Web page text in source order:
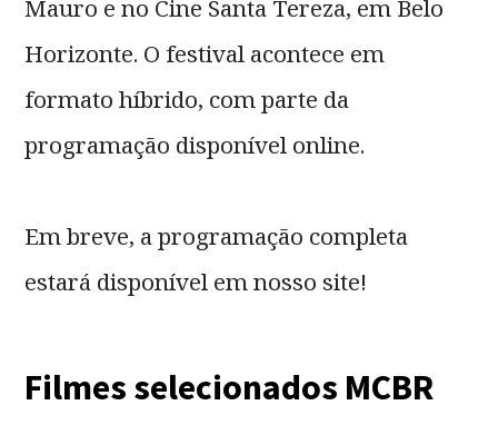
Mauro e no Cine Santa Tereza, em Belo
Horizonte. O festival acontece em
formato híbrido, com parte da
programação disponível online.
Em breve, a programação completa
estará disponível em nosso site!
Filmes selecionados MCBR